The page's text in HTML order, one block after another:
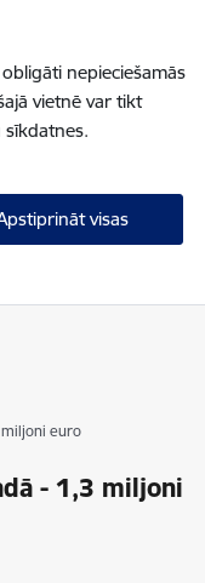
nepieciešamās
vietnē var tikt
visas
miljoni euro
- 1,3 miljoni